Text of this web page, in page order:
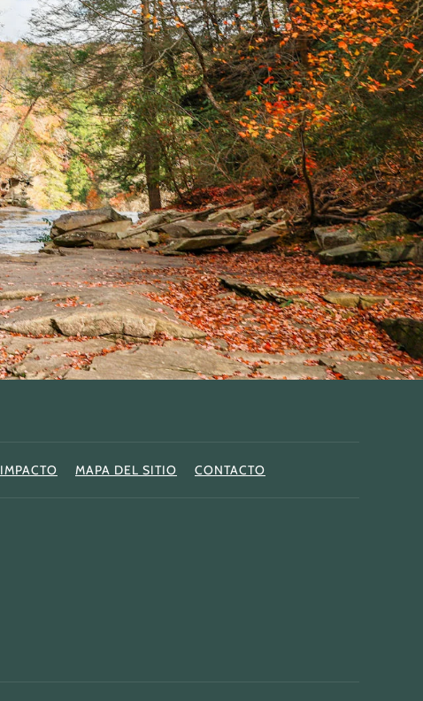
IMPACTO MAPA DEL SITIO CONTACTO